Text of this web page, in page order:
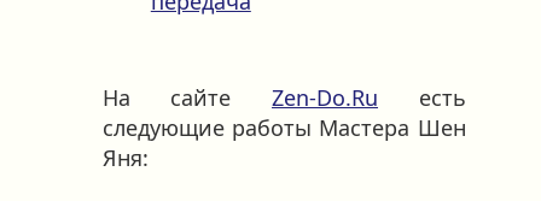
На сайтеZen-Do.Ru есть
следующие работы Мастера Шен
Яня: